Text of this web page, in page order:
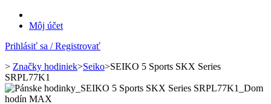
Môj účet
Prihlásiť sa / Registrovať
> Značky hodiniek>Seiko>SEIKO 5 Sports SKX Series
SRPL77K1